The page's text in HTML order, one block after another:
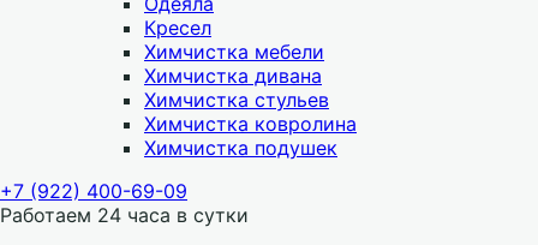
Кресел
Химчистка мебели
Химчистка дивана
Химчистка стульев
Химчистка ковролина
Химчистка подушек
+7 (922) 400-69-09
Работаем 24 часа в сутки